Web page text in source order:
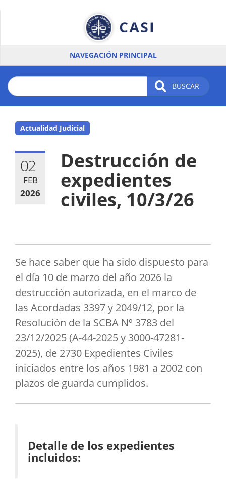
NAVEGACIÓN PRINCIPAL
BUSCAR
Actualidad Judicial
02
FEB
2026
Destrucción de
expedientes
civiles, 10/3/26
Se hace saber que ha sido dispuesto para
el día 10 de marzo del año 2026 la
destrucción autorizada, en el marco de
las Acordadas 3397 y 2049/12, por la
Resolución de la SCBA Nº 3783 del
23/12/2025 (A-44-2025 y 3000-47281-
2025), de 2730 Expedientes Civiles
iniciados entre los años 1981 a 2002 con
plazos de guarda cumplidos.
Detalle de los expedientes
incluidos: